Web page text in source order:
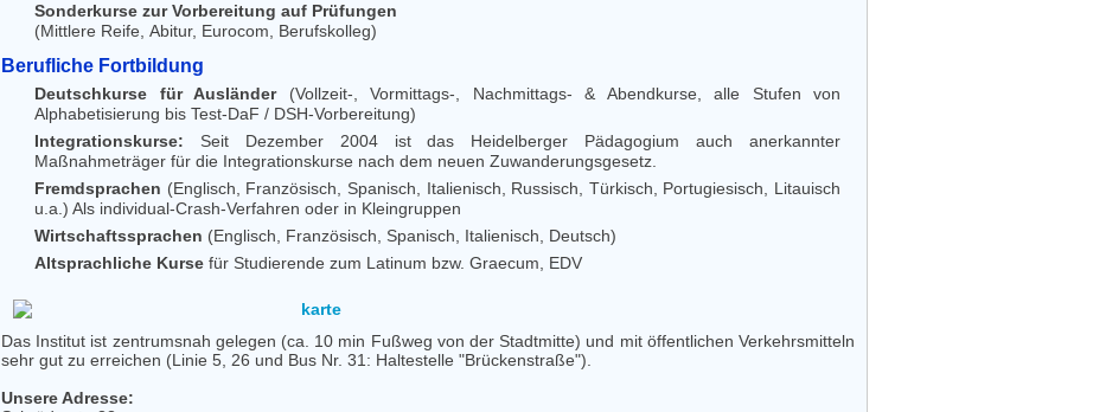
Sonderkurse zur Vorbereitung auf Prüfungen
(Mittlere Reife, Abitur, Eurocom, Berufskolleg)
Berufliche Fortbildung
Deutschkurse für Ausländer(Vollzeit-, Vormittags-, Nachmittags- & Abendkurse, alle Stufen von
Alphabetisierung bis Test-DaF / DSH-Vorbereitung)
Integrationskurse: Seit Dezember 2004 ist das Heidelberger Pädagogium auch anerkannter
Maßnahmeträger für die Integrationskurse nach dem neuen Zuwanderungsgesetz.
Fremdsprachen (Englisch, Französisch, Spanisch, Italienisch, Russisch, Türkisch, Portugiesisch, Litauisch
u.a.) Als individual-Crash-Verfahren oder in Kleingruppen
Wirtschaftssprachen (Englisch, Französisch, Spanisch, Italienisch, Deutsch)
Altsprachliche Kurse für Studierende zum Latinum bzw. Graecum, EDV
Das Institut ist zentrumsnah gelegen (ca. 10 min Fußweg von der Stadtmitte) und mit öffentlichen Verkehrsmitteln
sehr gut zu erreichen (Linie 5, 26 und Bus Nr. 31: Haltestelle "Brückenstraße").
Unsere Adresse: